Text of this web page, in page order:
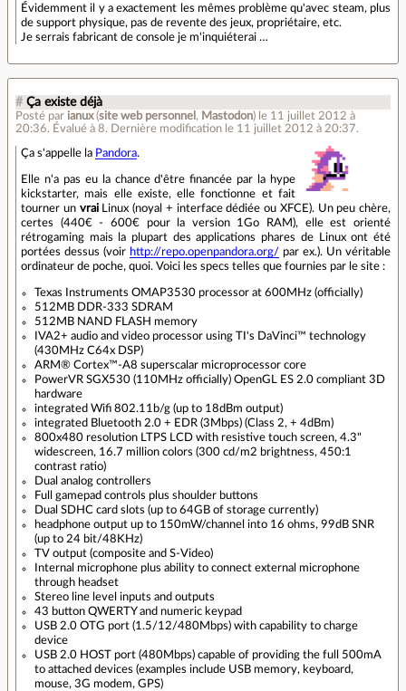
Évidemment il y a exactement les mêmes problème qu'avec steam, plus
de support physique, pas de revente des jeux, propriétaire, etc.
Je serrais fabricant de console je m'inquiéterai …
# Ça existe déjà
Posté par ianux(site web personnel , Mastodon) le 11 juillet 2012 à
20:36. Évalué à 8. Dernière modification le 11 juillet 2012 à 20:37.
Ça s'appelle la Pandora.
Elle n'a pas eu la chance d'être financée par la hype
kickstarter, mais elle existe, elle fonctionne et fait
tourner un vraiLinux (noyal + interface dédiée ou XFCE). Un peu chère,
certes (440€ - 600€ pour la version 1Go RAM), elle est orienté
rétrogaming mais la plupart des applications phares de Linux ont été
portées dessus (voir http://repo.openpandora.org/ par ex.). Un véritable
ordinateur de poche, quoi. Voici les specs telles que fournies par le site :
Texas Instruments OMAP3530 processor at 600MHz (officially)
512MB DDR-333 SDRAM
512MB NAND FLASH memory
IVA2+ audio and video processor using TI's DaVinci™ technology
(430MHz C64x DSP)
ARM® Cortex™-A8 superscalar microprocessor core
PowerVR SGX530 (110MHz officially) OpenGL ES 2.0 compliant 3D
hardware
integrated Wifi 802.11b/g (up to 18dBm output)
integrated Bluetooth 2.0 + EDR (3Mbps) (Class 2, + 4dBm)
800x480 resolution LTPS LCD with resistive touch screen, 4.3"
widescreen, 16.7 million colors (300 cd/m2 brightness, 450:1
contrast ratio)
Dual analog controllers
Full gamepad controls plus shoulder buttons
Dual SDHC card slots (up to 64GB of storage currently)
headphone output up to 150mW/channel into 16 ohms, 99dB SNR
(up to 24 bit/48KHz)
TV output (composite and S-Video)
Internal microphone plus ability to connect external microphone
through headset
Stereo line level inputs and outputs
43 button QWERTY and numeric keypad
USB 2.0 OTG port (1.5/12/480Mbps) with capability to charge
device
USB 2.0 HOST port (480Mbps) capable of providing the full 500mA
to attached devices (examples include USB memory, keyboard,
mouse, 3G modem, GPS)